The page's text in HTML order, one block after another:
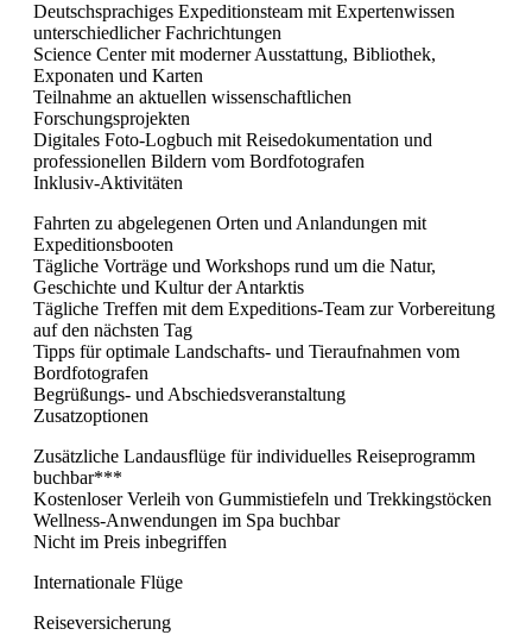
Deutschsprachiges Expeditionsteam mit Expertenwissen
unterschiedlicher Fachrichtungen
Science Center mit moderner Ausstattung, Bibliothek,
Exponaten und Karten
Teilnahme an aktuellen wissenschaftlichen
Forschungsprojekten
Digitales Foto-Logbuch mit Reisedokumentation und
professionellen Bildern vom Bordfotografen
Inklusiv-Aktivitäten
Fahrten zu abgelegenen Orten und Anlandungen mit
Expeditionsbooten
Tägliche Vorträge und Workshops rund um die Natur,
Geschichte und Kultur der Antarktis
Tägliche Treffen mit dem Expeditions-Team zur Vorbereitung
auf den nächsten Tag
Tipps für optimale Landschafts- und Tieraufnahmen vom
Bordfotografen
Begrüßungs- und Abschiedsveranstaltung
Zusatzoptionen
Zusätzliche Landausflüge für individuelles Reiseprogramm
buchbar***
Kostenloser Verleih von Gummistiefeln und Trekkingstöcken
Wellness-Anwendungen im Spa buchbar
Nicht im Preis inbegriffen
Internationale Flüge
Reiseversicherung